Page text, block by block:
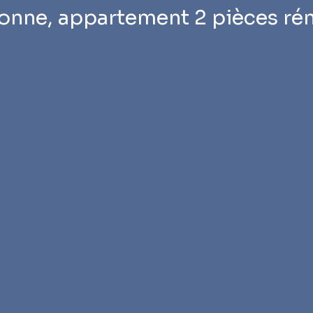
appartement 2 pièces